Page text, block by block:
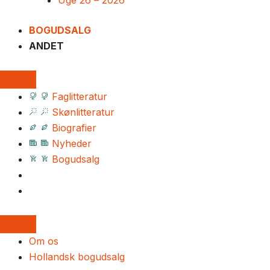
BOGUDSALG
ANDET
Faglitteratur
Skønlitteratur
Biografier
Nyheder
Bogudsalg
Om os
Hollandsk bogudsalg